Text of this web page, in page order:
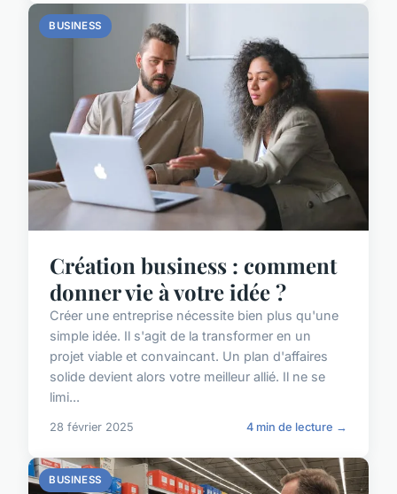
BUSINESS
Création business : comment
donner vie à votre idée ?
Créer une entreprise nécessite bien plus qu'une
simple idée. Il s'agit de la transformer en un
projet viable et convaincant. Un plan d'affaires
solide devient alors votre meilleur allié. Il ne se
limi...
28 février 2025 4 min de lecture →
BUSINESS